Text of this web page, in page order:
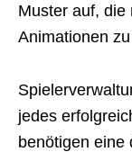
Muster auf, die
Animationen
jedes
benötigen eine